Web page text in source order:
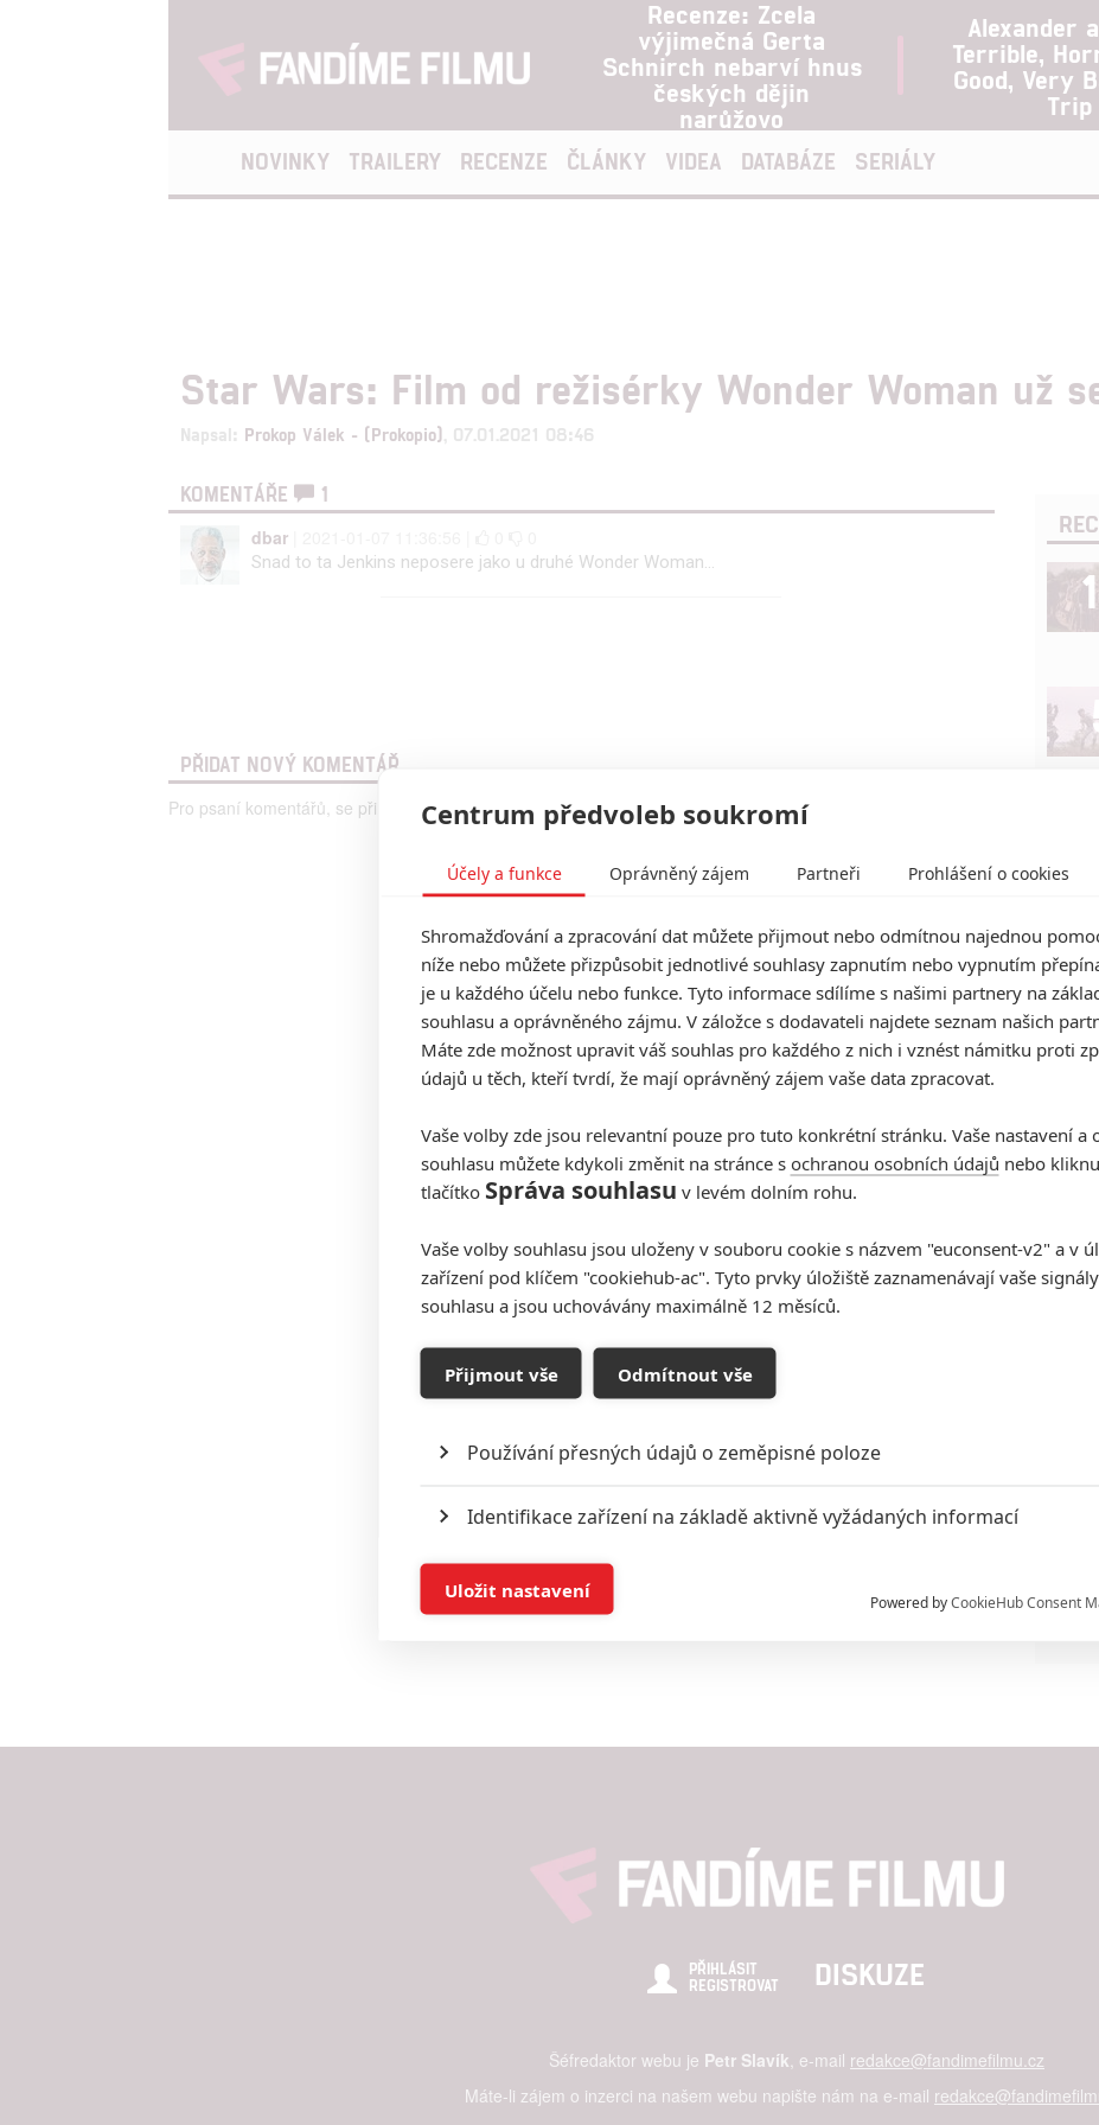
Recenze: Zcela
výjimečná Gerta
Schnirch nebarví hnus
českých dějin
narůžovo
Alexander
Terrible,
Good, Very
Trip
NOVINKY TRAILERY RECENZE ČLÁNKY VIDEA DATABÁZE SERIÁLY
Star Wars: Film od režisérky Wonder Woman už
Napsal: Prokop Válek - (Prokopio) , 07.01.2021 08:46
KOMENTÁŘE
1
dbar
Snad to ta Jenkins neposere jako u druhé Wonder Woman...
PŘIDAT NOVÝ KOMENTÁŘ
Pro psaní komentářů, se přihlašte.
PŘIHLÁSIT
REGISTROVAT
DISKUZE
Šéfredaktor webu je Petr Slavík , e-mail redakce@fandimefilmu.cz
Máte-li zájem o inzerci na našem webu napište nám na e-mail
Centrum předvoleb soukromí
Účely a funkce Oprávněný zájem Partneři Prohlášení o cookies
Shromažďování a zpracování dat můžete přijmout nebo odmítnou najednou
níže nebo můžete přizpůsobit jednotlivé souhlasy zapnutím nebo vypnutím
je u každého účelu nebo funkce. Tyto informace sdílíme s našimi partnery na
souhlasu a oprávněného zájmu. V záložce s dodavateli najdete seznam našich
Máte zde možnost upravit váš souhlas pro každého z nich i vznést námitku proti
údajů u těch, kteří tvrdí, že mají oprávněný zájem vaše data zpracovat.
Vaše volby zde jsou relevantní pouze pro tuto konkrétní stránku. Vaše nastavení a
souhlasu můžete kdykoli změnit na stránce s ochranou osobních údajů nebo
tlačítko Správa souhlasu v levém dolním rohu.
Vaše volby souhlasu jsou uloženy v souboru cookie s názvem "euconsent-v2" a v
zařízení pod klíčem "cookiehub-ac". Tyto prvky úložiště zaznamenávají vaše signály
souhlasu a jsou uchovávány maximálně 12 měsíců.
Přijmout vše Odmítnout vše
Používání přesných údajů o zeměpisné poloze
Identifikace zařízení na základě aktivně vyžádaných informací
Ukládání a/nebo přístup k informacím v zařízení
Poskytování a zobrazování reklamy a obsahu
Powered byCookieHub Consent
Uložit nastavení